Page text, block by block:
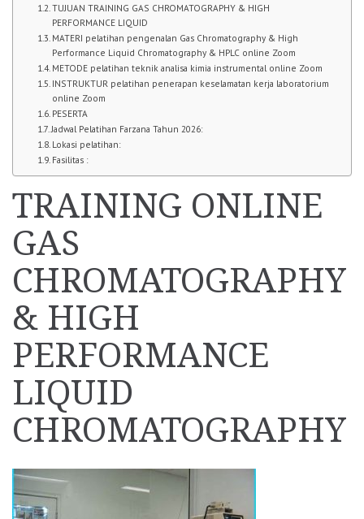
TUJUAN TRAINING GAS CHROMATOGRAPHY & HIGH
PERFORMANCE LIQUID
MATERI pelatihan pengenalan Gas Chromatography & High
Performance Liquid Chromatography & HPLC online Zoom
METODE pelatihan teknik analisa kimia instrumental online Zoom
INSTRUKTUR pelatihan penerapan keselamatan kerja laboratorium
online Zoom
PESERTA
Jadwal Pelatihan Farzana Tahun 2026:
Lokasi pelatihan:
Fasilitas :
TRAINING ONLINE
GAS
CHROMATOGRAPHY
& HIGH
PERFORMANCE
LIQUID
CHROMATOGRAPHY